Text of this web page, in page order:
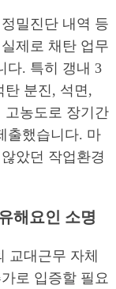
밀진단 내역 등
제로 채탄 업무
다. 특히 갱내 3
탄 분진, 석면,
고농도로 장기간
출했습니다. 마
았던 작업환경
해요인 소명
교대근무 자체
로 입증할 필요